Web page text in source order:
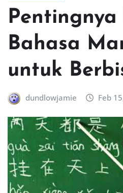
Bahasa
untuk
dundlowjamie Feb